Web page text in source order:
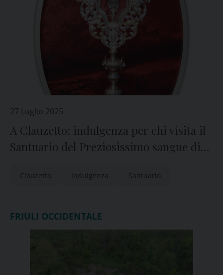
27 Luglio 2025
A Clauzetto: indulgenza per chi visita il
Santuario del Preziosissimo sangue di
Clauzetto Indulgenza Santuario
FRIULI OCCIDENTALE